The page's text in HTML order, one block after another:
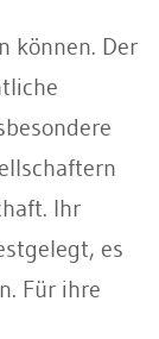
können. Der
Ihr
es
Für ihre